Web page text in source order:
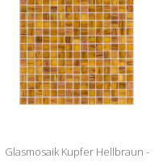
Glasmosaik Kupfer Hellbraun -